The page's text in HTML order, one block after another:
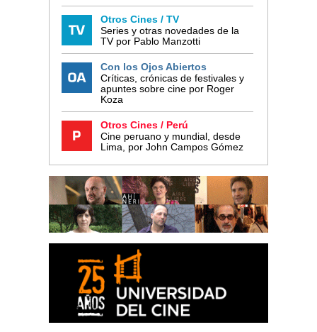
Otros Cines / TV
Series y otras novedades de la
TV por Pablo Manzotti
Con los Ojos Abiertos
Críticas, crónicas de festivales y
apuntes sobre cine por Roger
Koza
Otros Cines / Perú
Cine peruano y mundial, desde
Lima, por John Campos Gómez